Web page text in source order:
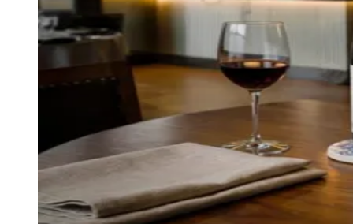
Negócios Regionais
Turismo
Segurança Regional
Hospitais Estaduais
Parques & Represas
OsascoCarapicuíba Itapevi
Araçariguama
Franco da
Francisco Morato Taboão da SerraEmbu das ArtesSão Roque
Para Sua Empresa
Anuncie Regional
Guia de Empresas
Vagas na RegiãoNovo